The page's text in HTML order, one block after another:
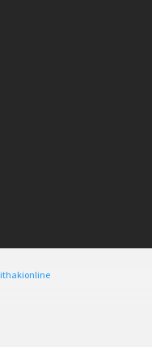
ithakionline